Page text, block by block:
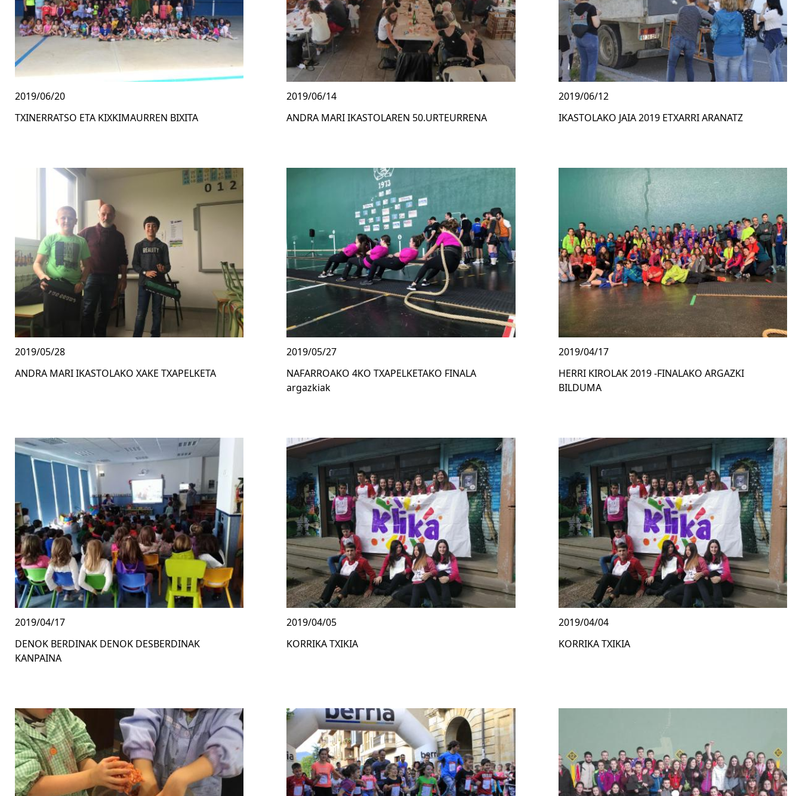
2019/06/20
TXINERRATSO ETA KIXKIMAURREN BIXITA
2019/06/14
ANDRA MARI IKASTOLAREN 50.URTEURRENA
2019/06/12
IKASTOLAKO JAIA 2019 ETXARRI ARANATZ
2019/05/28
ANDRA MARI IKASTOLAKO XAKE TXAPELKETA
2019/05/27
NAFARROAKO 4KO TXAPELKETAKO FINALA
argazkiak
2019/04/17
HERRI KIROLAK 2019 -FINALAKO ARGAZKI
BILDUMA
2019/04/17
DENOK BERDINAK DENOK DESBERDINAK
KANPAINA
2019/04/05
KORRIKA TXIKIA
2019/04/04
KORRIKA TXIKIA